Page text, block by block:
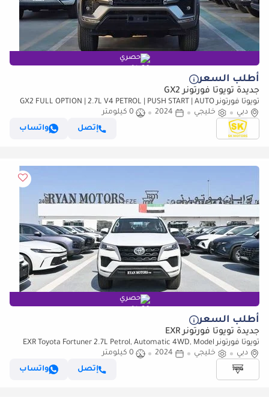
حصري
أطلب السعر
جديدة تويوتا فورتونر GX2
تويوتا فورتونر GX2 FULL OPTION | 2.7L V4 PETROL | PUSH START | AUTO
A/C | DVD + CAMERA | 4X4 (CODE # 69088)
دبي خليجي 2024
0 كيلومتر
إتصل
واتساب
حصري
أطلب السعر
جديدة تويوتا فورتونر EXR
تويوتا فورتونر EXR Toyota Fortuner 2.7L Petrol, Automatic 4WD, Model
2024, Color White
دبي خليجي 2024
0 كيلومتر
إتصل
واتساب